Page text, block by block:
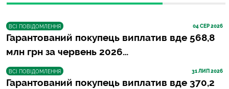
ВСІ ПОВІДОМЛЕННЯ 04 СЕР 2026
Гарантований покупець виплатив вде 568,8
млн грн за червень 2026…
ВСІ ПОВІДОМЛЕННЯ 31 ЛИП 2026
Гарантований покупець виплатив вде 370,2